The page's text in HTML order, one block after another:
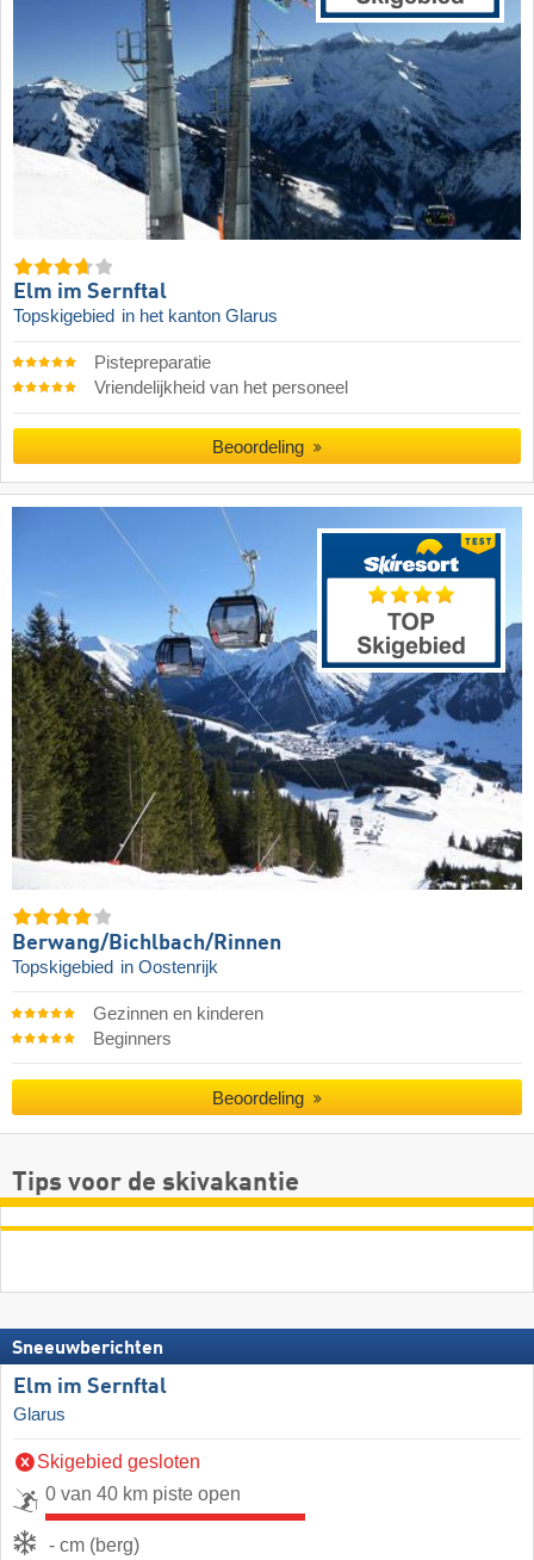
Elm im Sernftal
Topskigebied in het kanton Glarus
Pistepreparatie
Vriendelijkheid van het personeel
Beoordeling
Berwang/​Bichlbach/​Rinnen
Topskigebied in Oostenrijk
Gezinnen en kinderen
Beginners
Beoordeling
Tips voor de skivakantie
Sneeuwberichten
Elm im Sernftal
Glarus
Skigebied gesloten
0 van 40 km piste open
- cm (berg)